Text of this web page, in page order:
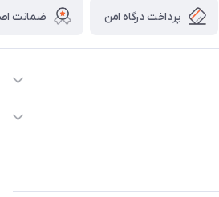
پرداخت درگاه امن ضمانت
کیبوردهای مکانیکال